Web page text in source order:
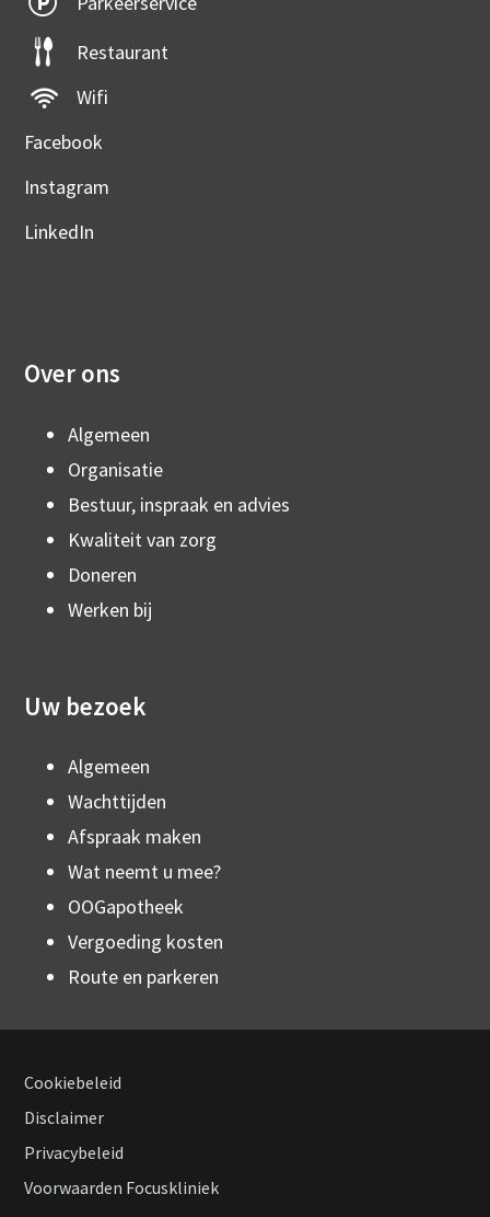
Over ons
Algemeen
Organisatie
Bestuur, inspraak en advies
Kwaliteit van zorg
Doneren
Werken bij
Uw bezoek
Algemeen
Wachttijden
Afspraak maken
Wat neemt u mee?
OOGapotheek
Vergoeding kosten
Route en parkeren
Restaurant
Wifi
Facebook
Instagram
LinkedIn
Footer
navigation
Cookiebeleid
Disclaimer
Privacybeleid
Voorwaarden Focuskliniek